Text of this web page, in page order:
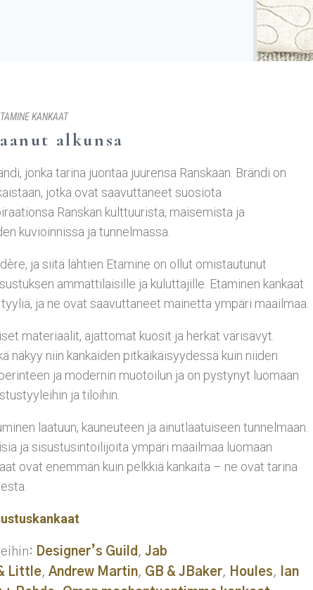
KANKAAT
alkunsa
jonka tarina juontaa juurensa Ranskaan. Brändi on
jotka ovat saavuttaneet suosiota
Ranskan kulttuurista, maisemista ja
kuvioinnissa ja tunnelmassa.
ja siitä lähtien Etamine on ollut omistautunut
ammattilaisille ja kuluttajille. Etaminen kankaat
ja ne ovat saavuttaneet mainetta ympäri maailmaa.
materiaalit, ajattomat kuosit ja herkät värisävyt.
näkyy niin kankaiden pitkäikäisyydessä kuin niiden
ja modernin muotoilun ja on pystynyt luomaan
ja tiloihin.
laatuun, kauneuteen ja ainutlaatuiseen tunnelmaan.
ja sisustusintoilijoita ympäri maailmaa luomaan
ovat enemmän kuin pelkkiä kankaita – ne ovat tarina
Designer’s Guild , Jab
Little, Andrew Martin, GB & JBaker, Houles,
Ian